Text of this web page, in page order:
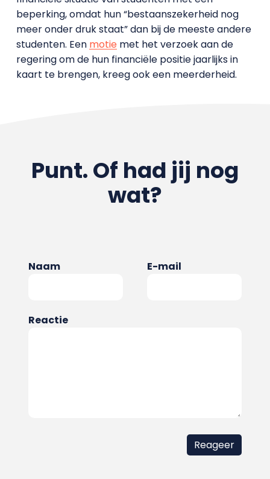
beperking, omdat hun “bestaanszekerheid nog
meer onder druk staat” dan bij de meeste andere
studenten. Een motiemet het verzoek aan de
regering om de hun financiële positie jaarlijks in
kaart te brengen, kreeg ook een meerderheid.
Punt. Of had jij nog
wat?
Naam E-mail
Reactie